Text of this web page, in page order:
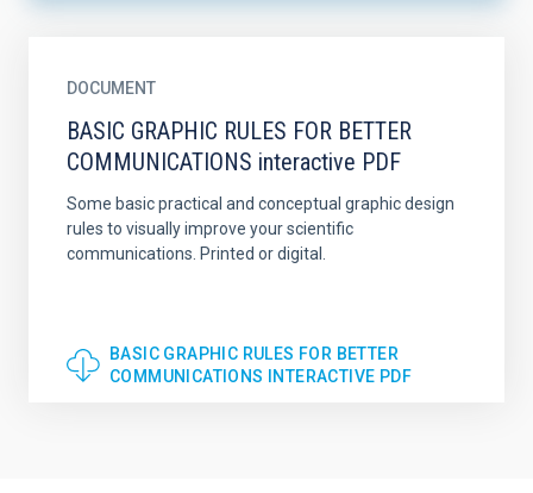
DOCUMENT
BASIC GRAPHIC RULES FOR BETTER
COMMUNICATIONS interactive PDF
Some basic practical and conceptual graphic design
rules to visually improve your scientific
communications. Printed or digital.
BASIC GRAPHIC RULES FOR BETTER
COMMUNICATIONS INTERACTIVE PDF